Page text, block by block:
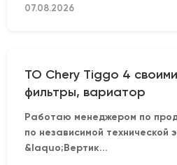
07.08.2026
ТО Chery Tiggo 4
фильтры, вариатор
Работаю менеджером по
по независимой технической
&laquo;Вертик...